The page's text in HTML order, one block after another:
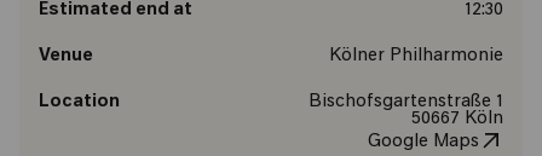
Estimated end at 12:30
Venue Kölner Philharmonie
Location
Bischofsgartenstraße 1
50667 Köln
Google Maps